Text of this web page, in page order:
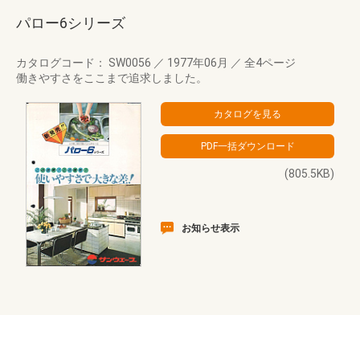
パロー6シリーズ
カタログコード： SW0056 ／ 1977年06月 ／ 全4ページ
働きやすさをここまで追求しました。
(805.5KB)
お知らせ表示